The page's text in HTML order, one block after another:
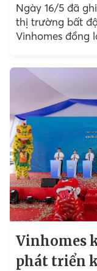
Ngày 16/5 đã
thị trường bất
Vinhomes đồng
Vinhomes
phát triển